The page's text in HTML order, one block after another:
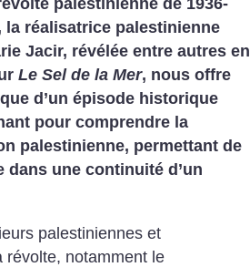
palestinienne de 1936-
la réalisatrice palestinienne
Jacir, révélée entre autres en
Le Sel de la Mer, nous offre
d’un épisode historique
pour comprendre la
palestinienne, permettant de
dans une continuité d’un
palestiniennes et
révolte, notamment le